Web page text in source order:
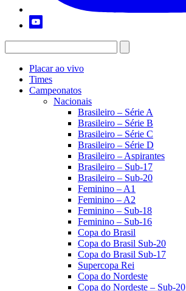
Placar ao vivo
Times
Campeonatos
Nacionais
Brasileiro – Série A
Brasileiro – Série B
Brasileiro – Série C
Brasileiro – Série D
Brasileiro – Aspirantes
Brasileiro – Sub-17
Brasileiro – Sub-20
Feminino – A1
Feminino – A2
Feminino – Sub-18
Feminino – Sub-16
Copa do Brasil
Copa do Brasil Sub-20
Copa do Brasil Sub-17
Supercopa Rei
Copa do Nordeste
Copa do Nordeste – Sub-20